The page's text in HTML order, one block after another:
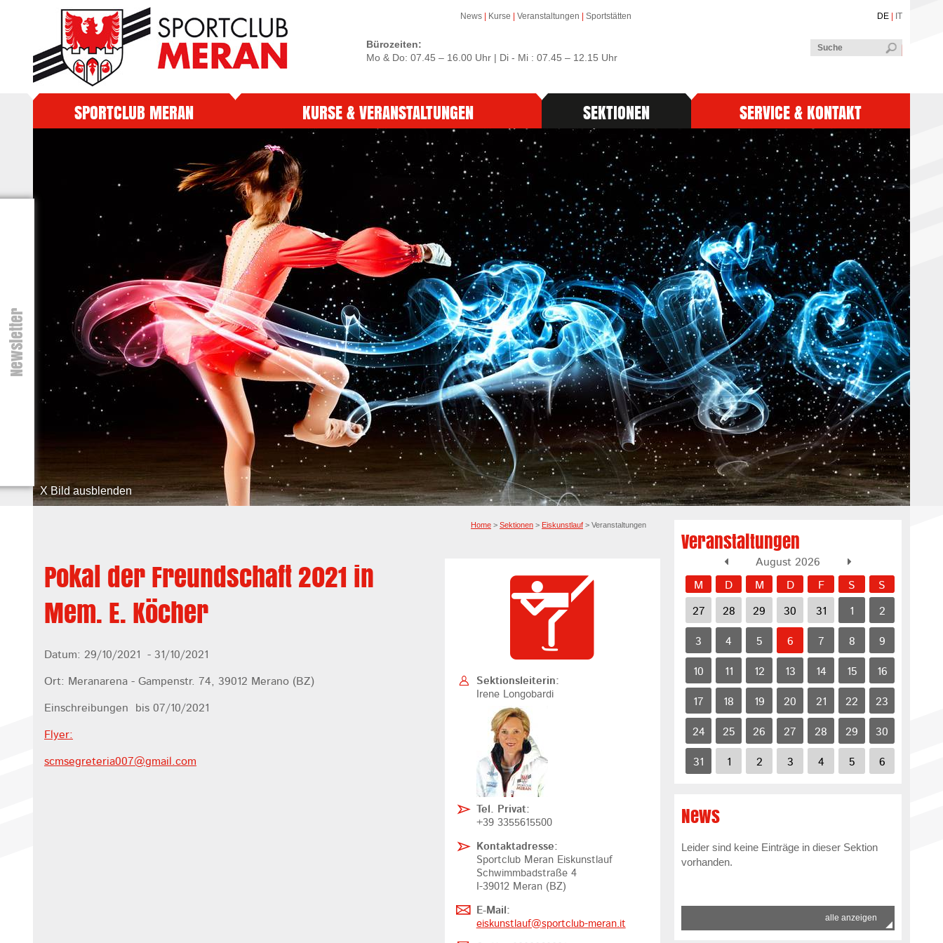
News Kurse |Veranstaltungen |Sportstätten
Bürozeiten:
Mo & Do: 07.45 – 16.00 Uhr | Di - Mi : 07.45 – 12.15 Uhr
DE IT
Newsletter
SPORTCLUB MERAN KURSE & VERANSTALTUNGEN SEKTIONEN SERVICE & KONTAKT
X Bild ausblenden
Home > Sektionen > Eiskunstlauf > Veranstaltungen
Sektionsleiterin:
Irene Longobardi
Tel. Privat:
+39 3355615500
Kontaktadresse:
Sportclub Meran Eiskunstlauf
Schwimmbadstraße 4
I-39012 Meran (BZ)
E-Mail:
eiskunstlauf@sportclub-meran.it
Pokal der Freundschaft 2021 in
Mem. E. Köcher
Datum: 29/10/2021 - 31/10/2021
Ort: Meranarena - Gampenstr. 74, 39012 Merano (BZ)
Einschreibungen bis 07/10/2021
Flyer:
scmsegreteria007@gmail.com
Veranstaltungen
August 2026
M D M D F S S
27 28 29 30 31 1 2
3 4 5 6 7 8 9
10 11 12 13 14 15 16
17 18 19 20 21 22 23
24 25 26 27 28 29 30
31 1 2 3 4 5 6
News
Leider sind keine Einträge in dieser Sektion
vorhanden.
alle anzeigen